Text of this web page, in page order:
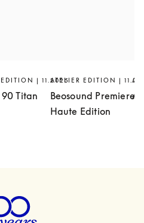
EDITION | 11.2025
Titan
ATELIER EDITION |
Beosound Premiere
Haute Edition